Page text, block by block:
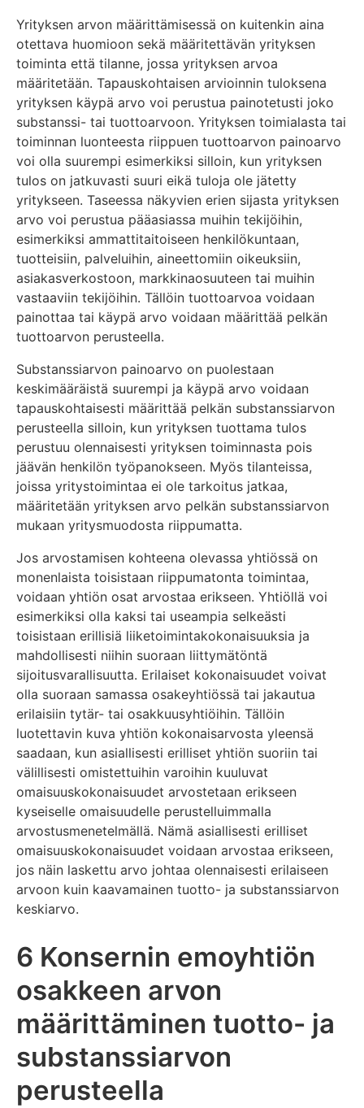
Yrityksen arvon määrittämisessä on kuitenkin aina
otettava huomioon sekä määritettävän yrityksen
toiminta että tilanne, jossa yrityksen arvoa
määritetään. Tapauskohtaisen arvioinnin tuloksena
yrityksen käypä arvo voi perustua painotetusti joko
substanssi- tai tuottoarvoon. Yrityksen toimialasta tai
toiminnan luonteesta riippuen tuottoarvon painoarvo
voi olla suurempi esimerkiksi silloin, kun yrityksen
tulos on jatkuvasti suuri eikä tuloja ole jätetty
yritykseen. Taseessa näkyvien erien sijasta yrityksen
arvo voi perustua pääasiassa muihin tekijöihin,
esimerkiksi ammattitaitoiseen henkilökuntaan,
tuotteisiin, palveluihin, aineettomiin oikeuksiin,
asiakasverkostoon, markkinaosuuteen tai muihin
vastaaviin tekijöihin. Tällöin tuottoarvoa voidaan
painottaa tai käypä arvo voidaan määrittää pelkän
tuottoarvon perusteella.
Substanssiarvon painoarvo on puolestaan
keskimääräistä suurempi ja käypä arvo voidaan
tapauskohtaisesti määrittää pelkän substanssiarvon
perusteella silloin, kun yrityksen tuottama tulos
perustuu olennaisesti yrityksen toiminnasta pois
jäävän henkilön työpanokseen. Myös tilanteissa,
joissa yritystoimintaa ei ole tarkoitus jatkaa,
määritetään yrityksen arvo pelkän substanssiarvon
mukaan yritysmuodosta riippumatta.
Jos arvostamisen kohteena olevassa yhtiössä on
monenlaista toisistaan riippumatonta toimintaa,
voidaan yhtiön osat arvostaa erikseen. Yhtiöllä voi
esimerkiksi olla kaksi tai useampia selkeästi
toisistaan erillisiä liiketoimintakokonaisuuksia ja
mahdollisesti niihin suoraan liittymätöntä
sijoitusvarallisuutta. Erilaiset kokonaisuudet voivat
olla suoraan samassa osakeyhtiössä tai jakautua
erilaisiin tytär- tai osakkuusyhtiöihin. Tällöin
luotettavin kuva yhtiön kokonaisarvosta yleensä
saadaan, kun asiallisesti erilliset yhtiön suoriin tai
välillisesti omistettuihin varoihin kuuluvat
omaisuuskokonaisuudet arvostetaan erikseen
kyseiselle omaisuudelle perustelluimmalla
arvostusmenetelmällä. Nämä asiallisesti erilliset
omaisuuskokonaisuudet voidaan arvostaa erikseen,
jos näin laskettu arvo johtaa olennaisesti erilaiseen
arvoon kuin kaavamainen tuotto- ja substanssiarvon
keskiarvo.
6 Konsernin emoyhtiön
osakkeen arvon
määrittäminen tuotto- ja
substanssiarvon
perusteella